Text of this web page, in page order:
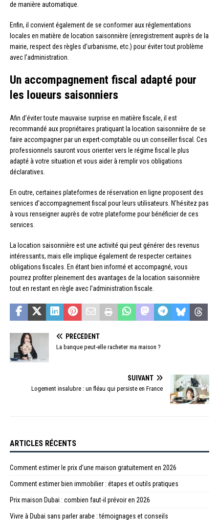
de manière automatique.
Enfin, il convient également de se conformer aux réglementations
locales en matière de location saisonnière (enregistrement auprès de la
mairie, respect des règles d’urbanisme, etc.) pour éviter tout problème
avec l’administration.
Un accompagnement fiscal adapté pour
les loueurs saisonniers
Afin d’éviter toute mauvaise surprise en matière fiscale, il est
recommandé aux propriétaires pratiquant la location saisonnière de se
faire accompagner par un expert-comptable ou un conseiller fiscal. Ces
professionnels sauront vous orienter vers le régime fiscal le plus
adapté à votre situation et vous aider à remplir vos obligations
déclaratives.
En outre, certaines plateformes de réservation en ligne proposent des
services d’accompagnement fiscal pour leurs utilisateurs. N’hésitez pas
à vous renseigner auprès de votre plateforme pour bénéficier de ces
services.
La location saisonnière est une activité qui peut générer des revenus
intéressants, mais elle implique également de respecter certaines
obligations fiscales. En étant bien informé et accompagné, vous
pourrez profiter pleinement des avantages de la location saisonnière
tout en restant en règle avec l’administration fiscale.
PRÉCÉDENT
La banque peut-elle racheter ma maison ?
SUIVANT
Logement insalubre : un fléau qui persiste en France
ARTICLES RÉCENTS
Comment estimer le prix d’une maison gratuitement en 2026
Comment estimer bien immobilier : étapes et outils pratiques
Prix maison Dubai : combien faut-il prévoir en 2026
Vivre à Dubai sans parler arabe : témoignages et conseils